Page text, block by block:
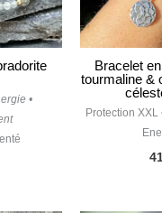
•
Bracelet
tourmaline &
Protection XXL